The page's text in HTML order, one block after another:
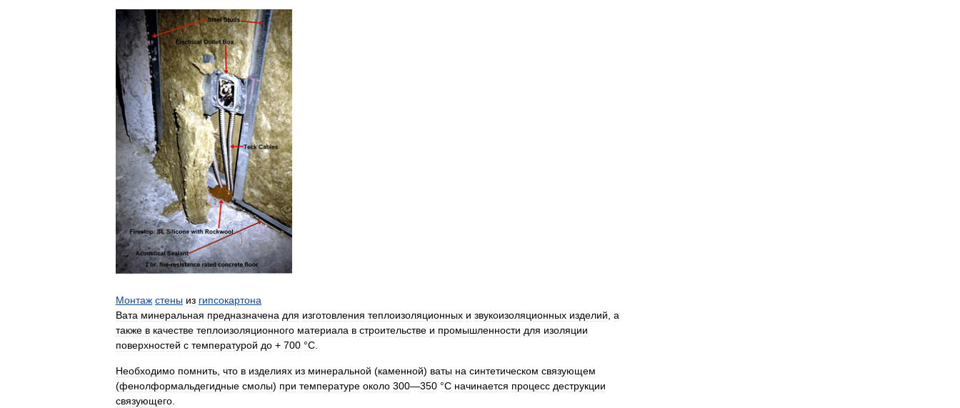
Монтаж стены из гипсокартона
Вата минеральная предназначена для изготовления теплоизоляционных и звукоизоляционных изделий, а
также в качестве теплоизоляционного материала в строительстве и промышленности для изоляции
поверхностей с температурой до + 700 °C.
Необходимо помнить, что в изделиях из минеральной (каменной) ваты на синтетическом связующем
(фенолформальдегидные смолы) при температуре около 300—350 °С начинается процесс деструкции
связующего.